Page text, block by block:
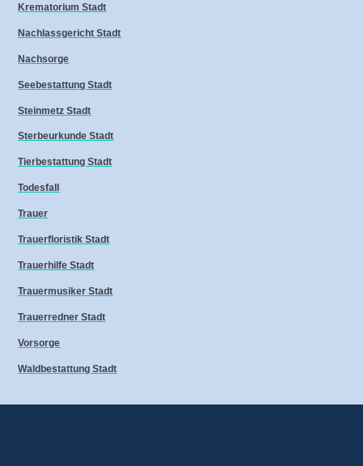
Krematorium Stadt
Nachlassgericht Stadt
Nachsorge
Seebestattung Stadt
Steinmetz Stadt
Sterbeurkunde Stadt
Tierbestattung Stadt
Todesfall
Trauer
Trauerfloristik Stadt
Trauerhilfe Stadt
Trauermusiker Stadt
Trauerredner Stadt
Vorsorge
Waldbestattung Stadt